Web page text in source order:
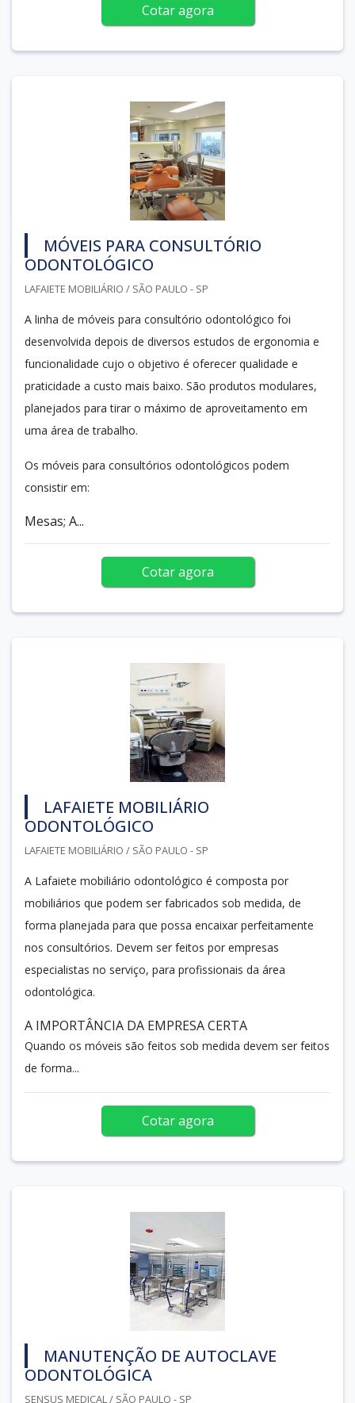
Cotar agora
MÓVEIS PARA CONSULTÓRIO
ODONTOLÓGICO
LAFAIETE MOBILIÁRIO / SÃO PAULO - SP
A linha de móveis para consultório odontológico foi
desenvolvida depois de diversos estudos de ergonomia e
funcionalidade cujo o objetivo é oferecer qualidade e
praticidade a custo mais baixo. São produtos modulares,
planejados para tirar o máximo de aproveitamento em
uma área de trabalho.
Os móveis para consultórios odontológicos podem
consistir em:
Mesas; A...
Cotar agora
LAFAIETE MOBILIÁRIO
ODONTOLÓGICO
LAFAIETE MOBILIÁRIO / SÃO PAULO - SP
A Lafaiete mobiliário odontológico é composta por
mobiliários que podem ser fabricados sob medida, de
forma planejada para que possa encaixar perfeitamente
nos consultórios. Devem ser feitos por empresas
especialistas no serviço, para profissionais da área
odontológica.
A IMPORTÂNCIA DA EMPRESA CERTA
Quando os móveis são feitos sob medida devem ser feitos
de forma...
Cotar agora
MANUTENÇÃO DE AUTOCLAVE
ODONTOLÓGICA
SENSUS MEDICAL / SÃO PAULO - SP